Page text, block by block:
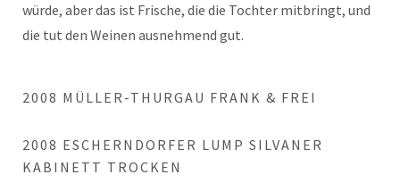
würde, aber das ist Frische, die die Tochter mitbringt, und
die tut den Weinen ausnehmend gut.
2008 MÜLLER-THURGAU FRANK & FREI
2008 ESCHERNDORFER LUMP SILVANER
KABINETT TROCKEN